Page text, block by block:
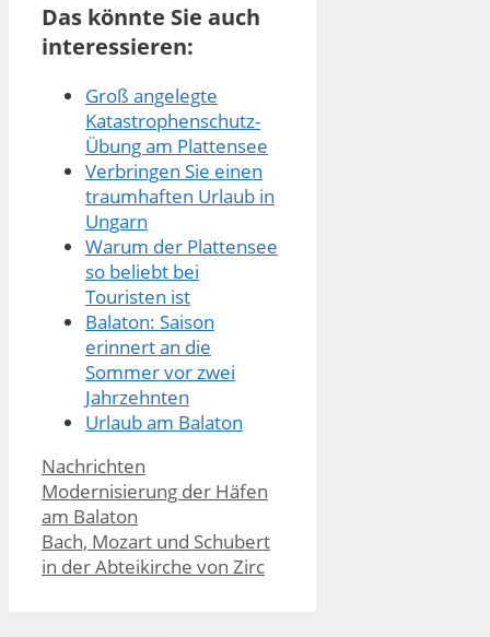
Das könnte Sie auch
interessieren:
Groß angelegte
Katastrophenschutz-
Übung am Plattensee
Verbringen Sie einen
traumhaften Urlaub in
Ungarn
Warum der Plattensee
so beliebt bei
Touristen ist
Balaton: Saison
erinnert an die
Sommer vor zwei
Jahrzehnten
Urlaub am Balaton
Kategorien
Nachrichten
Modernisierung der Häfen
am Balaton
Bach, Mozart und Schubert
in der Abteikirche von Zirc